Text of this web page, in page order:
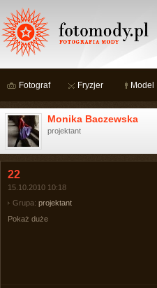
Fotograf Fryzjer Model
Monika Baczewska
projektant
22
15.10.2010 10:18
Grupa: projektant
Pokaż duże